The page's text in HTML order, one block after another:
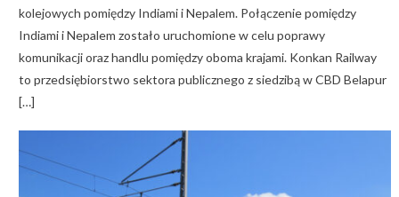
kolejowych pomiędzy Indiami i Nepalem. Połączenie pomiędzy
Indiami i Nepalem zostało uruchomione w celu poprawy
komunikacji oraz handlu pomiędzy oboma krajami. Konkan Railway
to przedsiębiorstwo sektora publicznego z siedzibą w CBD Belapur
[…]